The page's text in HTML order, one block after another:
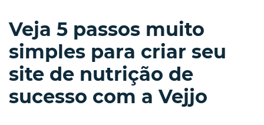
Veja 5 passos muito
simples para criar seu
site de nutrição de
sucesso com a Vejjo